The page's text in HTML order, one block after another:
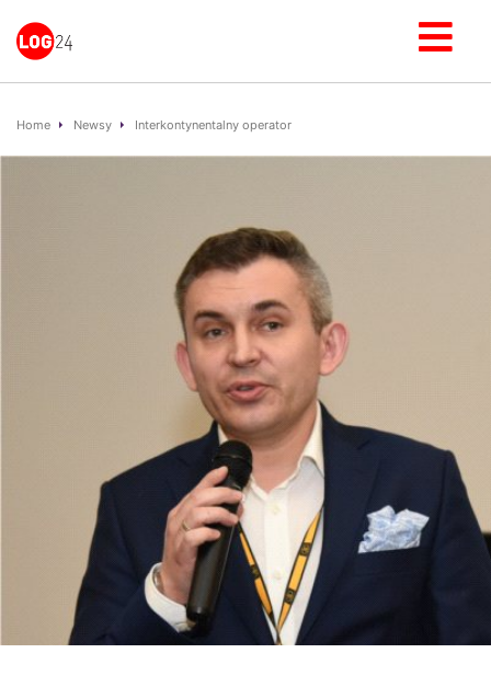
Home Newsy Interkontynentalny operator